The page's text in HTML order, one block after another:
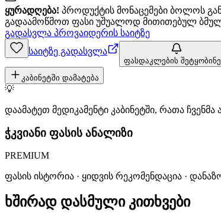
ყურადღება! პროდუქტის მონაცემები ბოლოს
გადაამოწმოთ ფასი უშუალოდ მითითებულ
გადასვლა პროვაიდერის საიტზე
საიტზე გადასვლა
ფასდაკლების
კაბინეტში დამატება
💡
დაამატეთ მედიკამენტი კაბინეტში, რათა
ჭკვიანი ფასის ანალიზი
PREMIUM
ფასის ისტორია · ყიდვის რეკომენდაცია ·
ხშირად დასმული კითხვები